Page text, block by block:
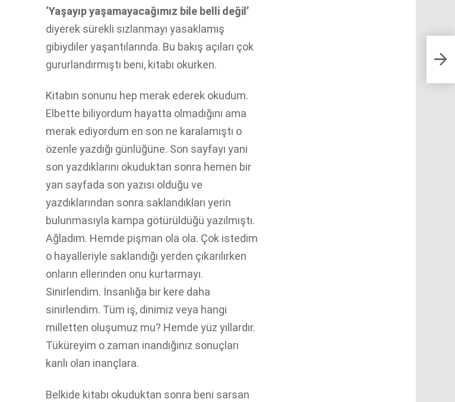
‘Yaşayıp yaşamayacağımız bile belli değil’
diyerek sürekli sızlanmayı yasaklamış
gibiydiler yaşantılarında. Bu bakış açıları çok
gururlandırmıştı beni, kitabı okurken.
Kitabın sonunu hep merak ederek okudum.
Elbette biliyordum hayatta olmadığını ama
merak ediyordum en son ne karalamıştı o
özenle yazdığı günlüğüne. Son sayfayı yani
son yazdıklarını okuduktan sonra hemen bir
yan sayfada son yazısı olduğu ve
yazdıklarından sonra saklandıkları yerin
bulunmasıyla kampa götürüldüğü yazılmıştı.
Ağladım. Hemde pişman ola ola. Çok istedim
o hayalleriyle saklandığı yerden çıkarılırken
onların ellerinden onu kurtarmayı.
Sinirlendim. İnsanlığa bir kere daha
sinirlendim. Tüm iş, dinimiz veya hangi
milletten oluşumuz mu? Hemde yüz yıllardır.
Tüküreyim o zaman inandığınız sonuçları
kanlı olan inançlara.
Belkide kitabı okuduktan sonra beni sarsan
Ben